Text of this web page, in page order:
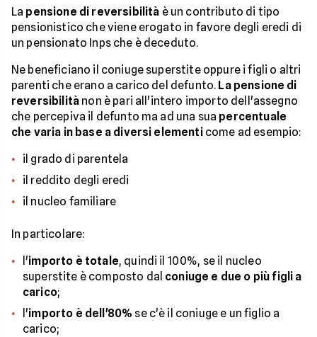
La pensione di reversibilità è un contributo di tipo
pensionistico che viene erogato in favore degli eredi di
un pensionato Inps che è deceduto.
Ne beneficiano il coniuge superstite oppure i figli o altri
parenti che erano a carico del defunto. La pensione di
reversibilità non è pari all'intero importo dell'assegno
che percepiva il defunto ma ad una sua percentuale
che varia in base a diversi elementicome ad esempio:
il grado di parentela
il reddito degli eredi
il nucleo familiare
In particolare:
l'importo è totale, quindi il 100%, se il nucleo
superstite è composto dal coniuge e due o più figli a
carico;
l'importo è dell'80% se c'è il coniuge e un figlio a
carico;